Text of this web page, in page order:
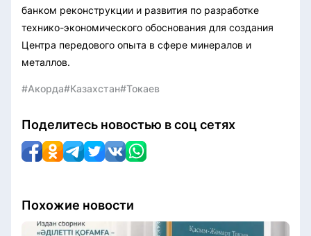
банком реконструкции и развития по разработке
технико-экономического обоснования для создания
Центра передового опыта в сфере минералов и
металлов.
#Акорда#Казахстан#Токаев
Поделитесь новостью в соц сетях
Похожие новости